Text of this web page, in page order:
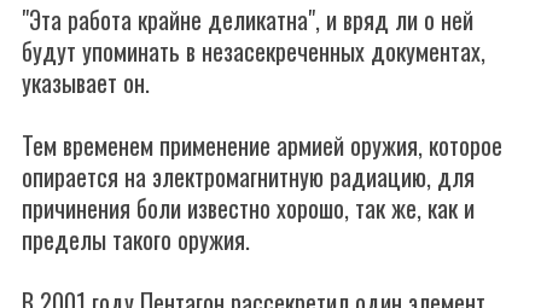
"Эта работа крайне деликатна", и вряд ли о ней
будут упоминать в незасекреченных документах,
указывает он.
Тем временем применение армией оружия, которое
опирается на электромагнитную радиацию, для
причинения боли известно хорошо, так же, как и
пределы такого оружия.